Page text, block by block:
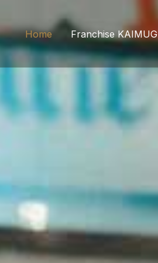
Home Franchise KAIMUG